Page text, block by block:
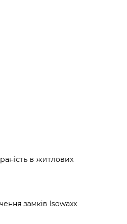
в житлових
замків Isowaxx